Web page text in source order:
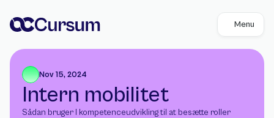
Nov 15, 2024
Intern mobilitet
Sådan bruger I kompetenceudvikling til at besætte roller
Menu